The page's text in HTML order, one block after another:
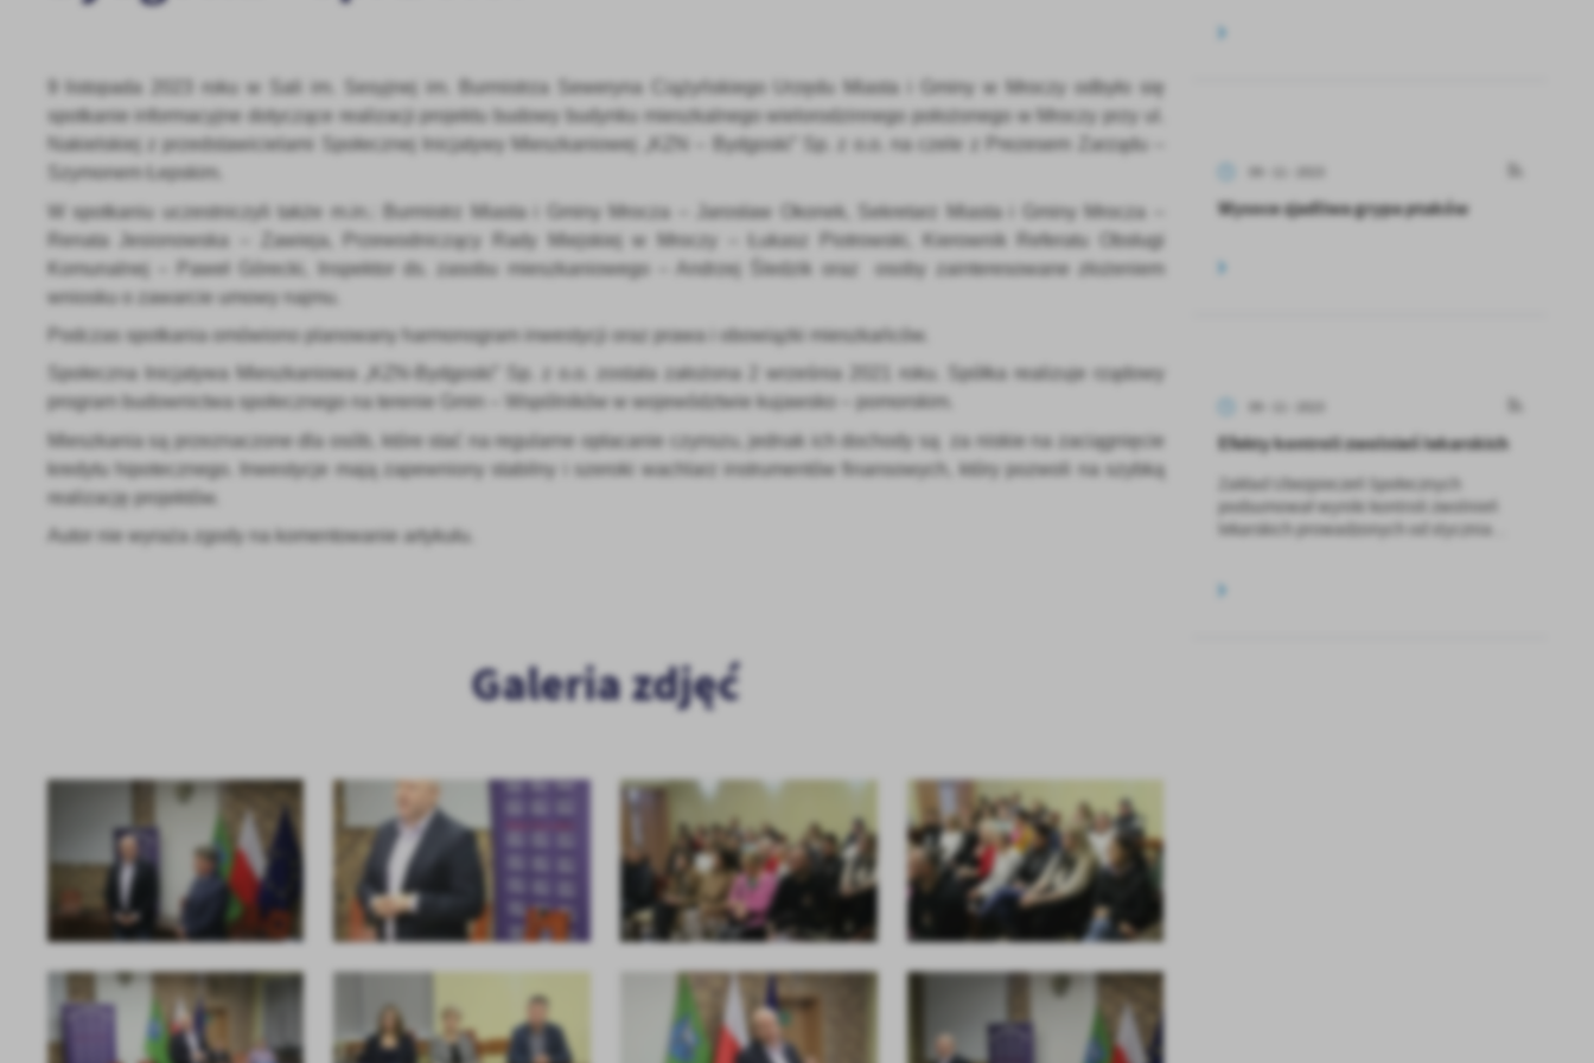
Ustawienia
Szanujemy Twoją prywatność. Możesz zmienić ustawienia cookies lub zaakceptować je
wszystkie. W dowolnym momencie możesz dokonać zmiany swoich ustawień.
Niezbędne
Niezbędne pliki cookies służą do prawidłowego funkcjonowania strony internetowej i
umożliwiają Ci komfortowe korzystanie z oferowanych przez nas usług.
Pliki cookies odpowiadają na podejmowane przez Ciebie działania w celu m.in. dostosowania
Twoich ustawień preferencji prywatności, logowania czy wypełniania formularzy. Dzięki plikom
Więcej
9 listopada 2023 roku w Sali im. Sesyjnej im. Burmistrza Seweryna Ciążyńskiego Urzędu Miasta i Gminy w Mroczy odbyło się
spotkanie informacyjne dotyczące realizacji projektu budowy budynku mieszkalnego wielorodzinnego położonego w Mroczy przy ul.
Nakielskiej z przedstawicielami Społecznej Inicjatywy Mieszkaniowej „KZN – Bydgoski” Sp. z o.o. na czele z Prezesem Zarządu –
Szymonem Łepskim.
W spotkaniu uczestniczyli także m.in.: Burmistrz Miasta i Gminy Mrocza – Jarosław Okonek, Sekretarz Miasta i Gminy Mrocza –
Renata Jesionowska – Zawieja, Przewodniczący Rady Miejskiej w Mroczy – Łukasz Piotrowski, Kierownik Referatu Obsługi
Komunalnej – Paweł Górecki, Inspektor ds. zasobu mieszkaniowego – Andrzej Śledzik oraz osoby zainteresowane złożeniem
wniosku o zawarcie umowy najmu.
Podczas spotkania omówiono planowany harmonogram inwestycji oraz prawa i obowiązki mieszkańców.
Społeczna Inicjatywa Mieszkaniowa „KZN-Bydgoski” Sp. z o.o. została założona 2 września 2021 roku. Spółka realizuje rządowy
program budownictwa społecznego na terenie Gmin – Wspólników w województwie kujawsko – pomorskim.
Mieszkania są przeznaczone dla osób, które stać na regularne opłacanie czynszu, jednak ich dochody są za niskie na zaciągnięcie
kredytu hipotecznego. Inwestycje mają zapewniony stabilny i szeroki wachlarz instrumentów finansowych, który pozwoli na szybką
realizację projektów.
Autor nie wyraża zgody na komentowanie artykułu.
Galeria zdjęć
Wysoce zjadliwa grypa ptaków
Efekty kontroli zwolnień lekarskich
Zakład Ubezpieczeń Społecznych
podsumował wyniki kontroli zwolnień
lekarskich prowadzonych od stycznia...